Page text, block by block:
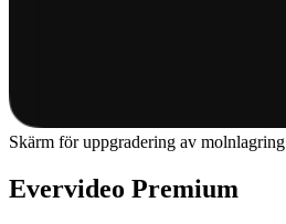
Skärm för uppgradering av molnlagring
Evervideo Premium